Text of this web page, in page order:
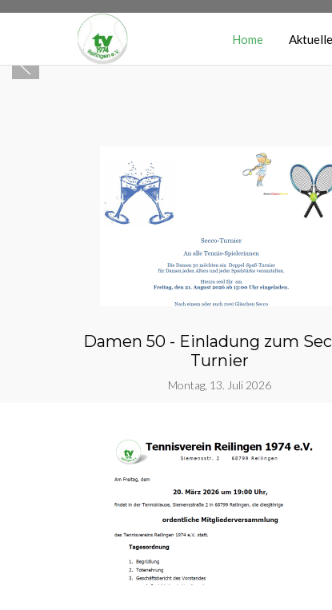
Home
Damen 50 - Einladung zum
Turnier
Montag, 13. Juli 2026